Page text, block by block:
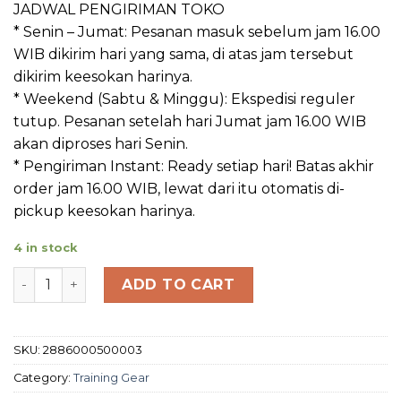
JADWAL PENGIRIMAN TOKO
* Senin – Jumat: Pesanan masuk sebelum jam 16.00
WIB dikirim hari yang sama, di atas jam tersebut
dikirim keesokan harinya.
* Weekend (Sabtu & Minggu): Ekspedisi reguler
tutup. Pesanan setelah hari Jumat jam 16.00 WIB
akan diproses hari Senin.
* Pengiriman Instant: Ready setiap hari! Batas akhir
order jam 16.00 WIB, lewat dari itu otomatis di-
pickup keesokan harinya.
4 in stock
Slazenger Kick Board - Grey (Papan Pelampung
ADD TO CART
SKU: 2886000500003
Category: Training Gear